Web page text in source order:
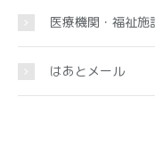
医療機関・福祉施
はあとメール